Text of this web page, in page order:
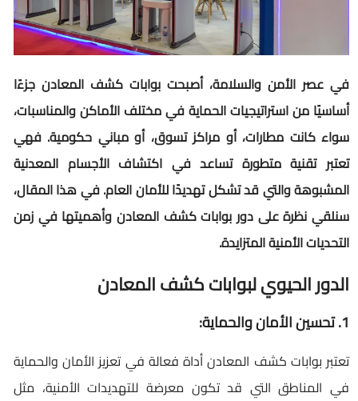
في عصر الأمن والسلامة، أصبحت بوابات كشف المعادن جزءًا
أساسيًا من استراتيجيات الحماية في مختلف الأماكن والمناسبات،
سواء كانت مطارات، أو مراكز تسوق، أو مباني حكومية. فهي
تعتبر تقنية متطورة تساعد في اكتشاف الأجسام المعدنية
المشبوهة والتي قد تشكل تهديدًا للأمان العام. في هذا المقال،
سنلقي نظرة على دور بوابات كشف المعادن وأهميتها في زمن
التحديات الأمنية المتزايدة.
الدور الحيوي لبوابات كشف المعادن
1. تحسين الأمان والحماية:
تعتبر بوابات كشف المعادن أداة فعالة في تعزيز الأمان والحماية
في المناطق التي قد تكون معرضة للتهديدات الأمنية، مثل